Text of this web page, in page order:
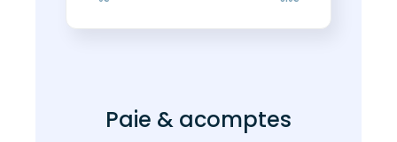
Paie & acomptes